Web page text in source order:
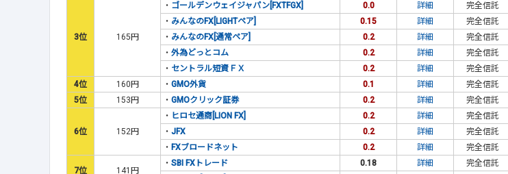
3位 165円
・ ゴールデンウェイジャパン[FXTFGX] 0.0 詳細
完全信託
・ みんなのFX[LIGHTペア] 0.15 詳細
完全信託
・ みんなのFX[通常ペア] 0.2 詳細
完全信託
・ 外為どっとコム 0.2 詳細
完全信託
・ セントラル短資ＦＸ 0.2 詳細
完全信託
4位
160円 ・ GMO外貨 0.1 詳細
完全信託
5位
153円 ・ GMOクリック証券 0.2 詳細 完全信託
6位 152円
・ ヒロセ通商[LION FX] 0.2 詳細
完全信託
・ JFX 0.2 詳細
完全信託
・ FXブロードネット 0.2 詳細 完全信託
7位 141円
・ SBI FXトレード 0.18 詳細
完全信託